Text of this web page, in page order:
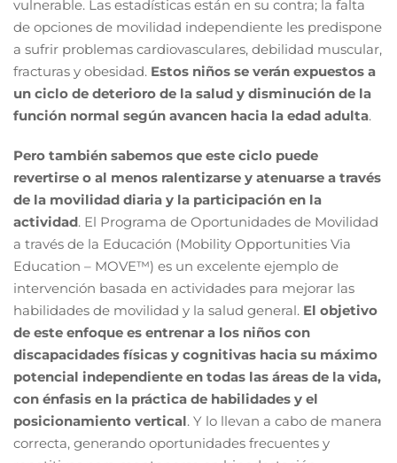
vulnerable. Las estadísticas están en su contra; la falta
de opciones de movilidad independiente les predispone
a sufrir problemas cardiovasculares, debilidad muscular,
fracturas y obesidad. Estos niños se verán expuestos a
un ciclo de deterioro de la salud y disminución de la
función normal según avancen hacia la edad adulta.
Pero también sabemos que este ciclo puede
revertirse o al menos ralentizarse y atenuarse a través
de la movilidad diaria y la participación en la
actividad. El Programa de Oportunidades de Movilidad
a través de la Educación (Mobility Opportunities Via
Education – MOVE™) es un excelente ejemplo de
intervención basada en actividades para mejorar las
habilidades de movilidad y la salud general. El objetivo
de este enfoque es entrenar a los niños con
discapacidades físicas y cognitivas hacia su máximo
potencial independiente en todas las áreas de la vida,
con énfasis en la práctica de habilidades y el
posicionamiento vertical. Y lo llevan a cabo de manera
correcta, generando oportunidades frecuentes y